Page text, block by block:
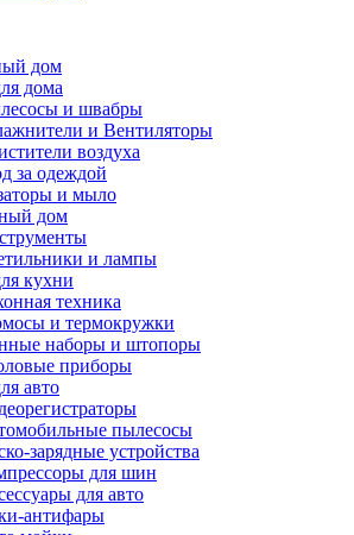
дом
дома
и швабры
и Вентиляторы
воздуха
за одеждой
и мыло
дом
и лампы
кухни
техника
и термокружки
наборы и штопоры
приборы
авто
пылесосы
зарядные устройства
для шин
для авто
антифары